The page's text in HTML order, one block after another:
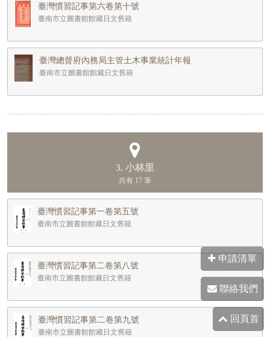
臺灣慣習記事第六卷第十號
臺南市立圖書館館藏日文舊籍
臺灣總督府內務局主管土木事業統計年報
臺南市立圖書館館藏日文舊籍
3. 小林里
共有 17 筆
臺灣慣習記事第一卷第五號
臺南市立圖書館館藏日文舊籍
臺灣慣習記事第二卷第八號
臺南市立圖書館館藏日文舊籍
臺灣慣習記事第二卷第九號
臺南市立圖書館館藏日文舊籍
申請清單
聯絡我們
回頁首